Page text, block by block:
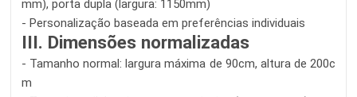
mm), porta dupla (largura: 1150mm)
- Personalização baseada em preferências individuais
III. Dimensões normalizadas
- Tamanho normal: largura máxima de 90cm, altura de 200c
m